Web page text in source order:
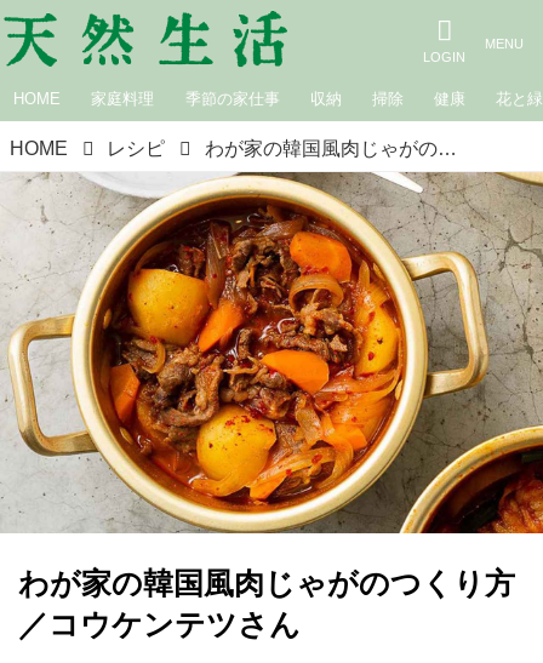
HOME 家庭料理 季節の家仕事 収納 掃除 健康 花と緑
HOME レシピ わが家の韓国風肉じゃがのつくり方／コウケンテツさん
わが家の韓国風肉じゃがのつくり方
／コウケンテツさん